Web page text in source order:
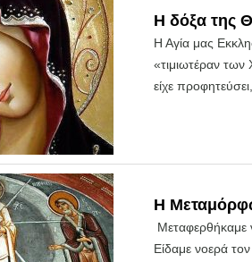
Η δόξα της
Η Αγία μας
«τιμιωτέραν των
είχε
Η
Μεταφερθήκαμε
Είδαμε νοερά